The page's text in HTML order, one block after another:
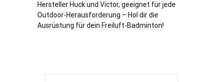
Hersteller Huck und Victor, geeignet für jede
Outdoor-Herausforderung – Hol dir die
Ausrüstung für dein Freiluft-Badminton!